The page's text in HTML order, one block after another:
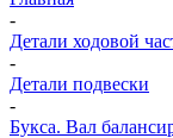
-
Детали ходовой
-
Детали подвески
-
Букса. Вал